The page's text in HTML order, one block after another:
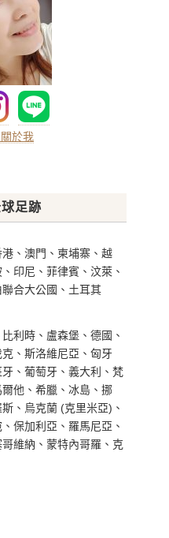
於我
足跡
、澳門、柬埔寨、越
印尼、菲律賓、汶萊、
合大公國、土耳其
利時、盧森堡、德國、
、斯洛維尼亞、匈牙
、葡萄牙、義大利、梵
他、希臘、冰島、挪
、烏克蘭 (克里米亞)、
保加利亞、羅馬尼亞、
維納、蒙特內哥羅、克